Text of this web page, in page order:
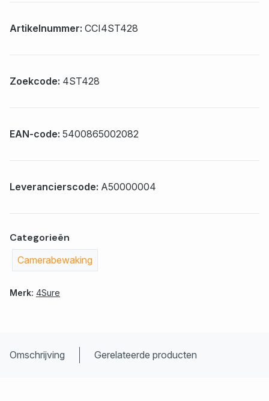
Artikelnummer: CCI4ST428
Zoekcode: 4ST428
EAN-code: 5400865002082
Leverancierscode: A50000004
Categorieën
Camerabewaking
Merk: 4Sure
Omschrijving Gerelateerde producten